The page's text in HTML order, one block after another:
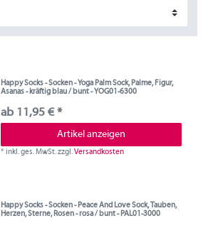
Happy Socks - Socken - Yoga Palm Sock, Palme, Figur,
Asanas - kräftig blau / bunt - YOG01-6300
ab 11,95 € *
Artikel anzeigen
*inkl. ges. MwSt.zzgl.Versandkosten
Happy Socks - Socken - Peace And Love Sock, Tauben,
Herzen, Sterne, Rosen - rosa / bunt - PAL01-3000